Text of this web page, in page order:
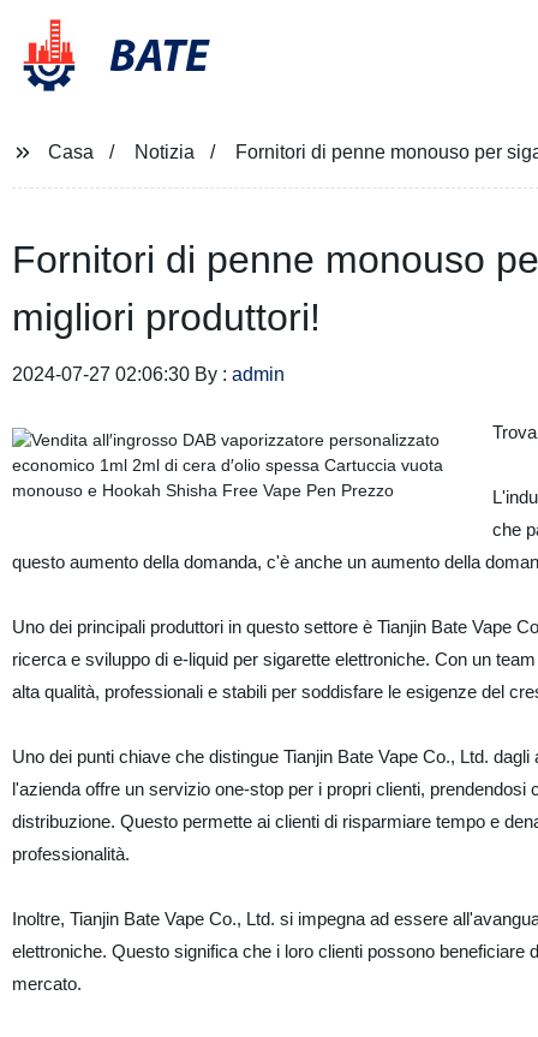
BATE
Casa Notizia Fornitori di penne monouso per
Fornitori di penne monouso
migliori produttori!
2024-07-27 02:06:30 By : admin
che
questo aumento della domanda, c'è anche un aumento della
Uno dei principali produttori in questo settore è Tianjin Bate Vape
ricerca e sviluppo di e-liquid per sigarette elettroniche. Con un
alta qualità, professionali e stabili per soddisfare le esigenze del
Uno dei punti chiave che distingue Tianjin Bate Vape Co., Ltd.
l'azienda offre un servizio one-stop per i propri clienti,
distribuzione. Questo permette ai clienti di risparmiare tempo e
professionalità.
Inoltre, Tianjin Bate Vape Co., Ltd. si impegna ad essere
elettroniche. Questo significa che i loro clienti possono
mercato.